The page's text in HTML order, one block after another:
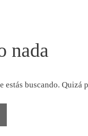
nada
buscando. Quizá